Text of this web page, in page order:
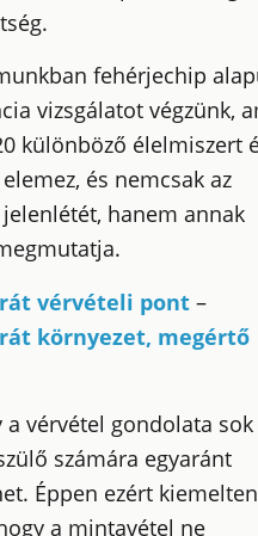
fehérjechip
vizsgálatot végzünk,
különböző élelmiszert
és nemcsak az
jelenlétét, hanem annak
vérvételi pont–
környezet, megértő
a vérvétel gondolata sok
számára egyaránt
Éppen ezért
a mintavétel ne